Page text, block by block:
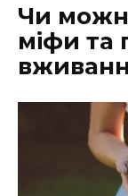
Чи
міфи та